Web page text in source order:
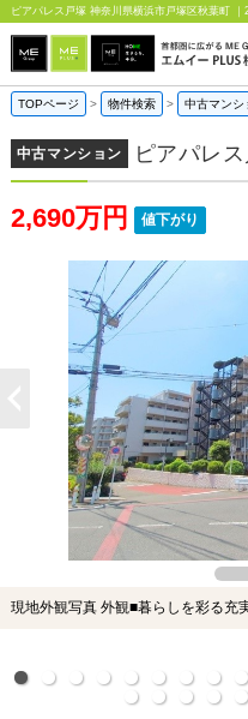
TOPページ > 物件検索 > 中古マンシ
中古マンション ピアパレ
2,690万円 値下がり
現地外観写真 外観■暮らしを彩る充